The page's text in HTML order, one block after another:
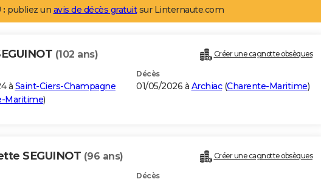
: publiez un avis de décès gratuitsur Linternaute.com
(102 ans) Créer une cagnotte obsèques
à Saint-Ciers-Champagne
Maritime)
Décès
01/05/2026 à Archiac(Charente-Maritime)
SEGUINOT (96 ans) Créer une cagnotte obsèques
Décès